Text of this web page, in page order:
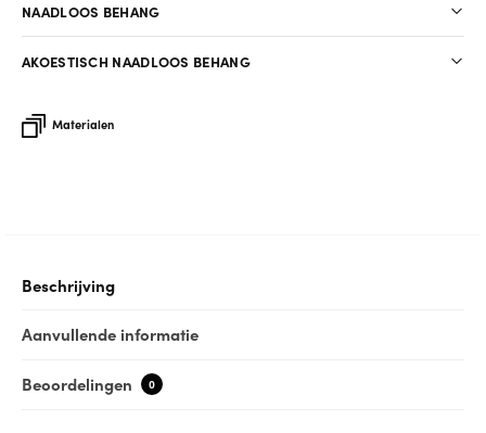
NAADLOOS BEHANG
AKOESTISCH NAADLOOS BEHANG
Materialen
Beschrijving
Aanvullende informatie
Beoordelingen 0